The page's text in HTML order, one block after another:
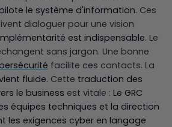
le système d'information. Ces
dialoguer pour une vision
est indispensable. Le
sans jargon. Une bonne
facilite ces contacts. La
fluide. Cette traduction des
le business est vitale : Le GRC
équipes techniques et la direction
les exigences cyber en langage